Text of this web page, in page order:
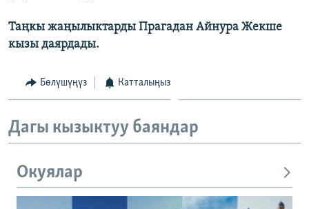
Таңкы жаңылыктарды Прагадан Айнура Жекше
кызы даярдады.
Бөлүшүңүз Катталыңыз
Дагы кызыктуу баяндар
Окуялар